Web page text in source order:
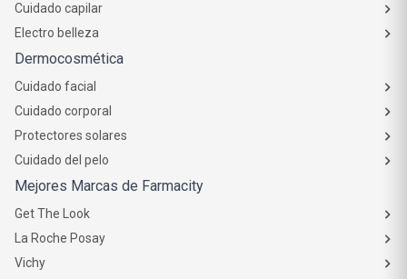
Cuidado capilar
Electro belleza
Dermocosmética
Cuidado facial
Cuidado corporal
Protectores solares
Cuidado del pelo
Mejores Marcas de Farmacity
Get The Look
La Roche Posay
Vichy